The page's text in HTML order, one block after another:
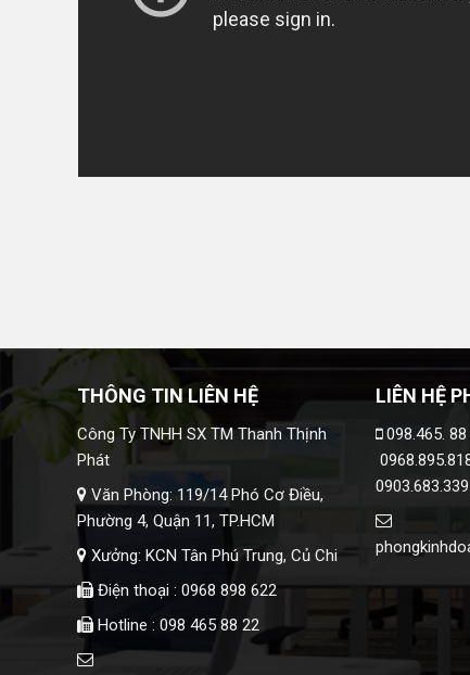
THÔNG TIN LIÊN HỆ
Công Ty TNHH SX TM Thanh Thịnh
Phát
Văn Phòng: 119/14 Phó Cơ Điều,
Phường 4, Quận 11, TP.HCM
Xưởng: KCN Tân Phú Trung, Củ Chi
Điện thoại : 0968 898 622
Hotline : 098 465 88 22
LIÊN HỆ
098.465.